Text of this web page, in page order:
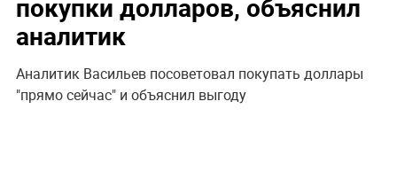
покупки долларов, объяснил
аналитик
Аналитик Васильев посоветовал покупать доллары
"прямо сейчас" и объяснил выгоду